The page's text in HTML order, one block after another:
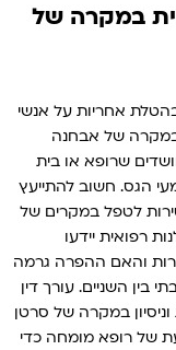
במקרה של
בהטלת אחריות על אנשי
במקרה של אבחנה
שרופא או בית
הגס. חשוב להתייעץ
לטפל במקרים של
רפואית יידעו
והאם ההפרה גרמה
בין השניים. עורך דין
במקרה של סרטן
של רופא מומחה כדי